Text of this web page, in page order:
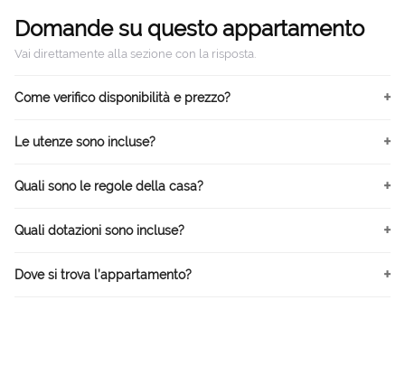
Domande su questo appartamento
Vai direttamente alla sezione con la risposta.
Come verifico disponibilità e prezzo?
Le utenze sono incluse?
Quali sono le regole della casa?
Quali dotazioni sono incluse?
Dove si trova l’appartamento?